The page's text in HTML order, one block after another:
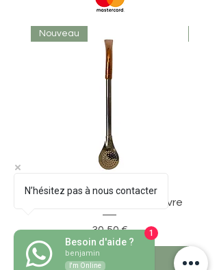
Nouveau
Bombillon Pico de Loro Cuivre
Precio
30,50 €
Agregar al carrito
N’hésitez pas à nous contacter
Besoin d'aide ?
benjamin
I'm Online
1